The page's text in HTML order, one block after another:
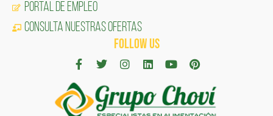
Portal de Empleo
CONSULTA NUESTRAS OFERTAS
FOLLOW US